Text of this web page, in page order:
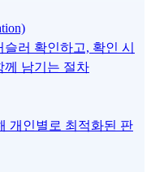
러 확인하고, 확인 시
께 남기는 절차
개인별로 최적화된 판